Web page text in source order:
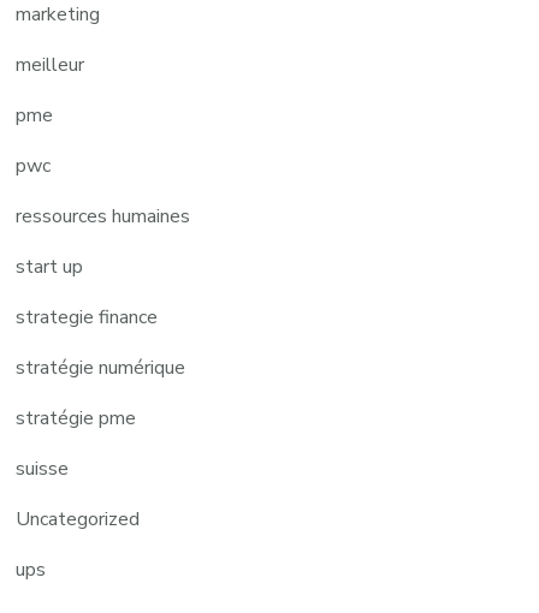
marketing
meilleur
pme
pwc
ressources humaines
start up
strategie finance
stratégie numérique
stratégie pme
suisse
Uncategorized
ups